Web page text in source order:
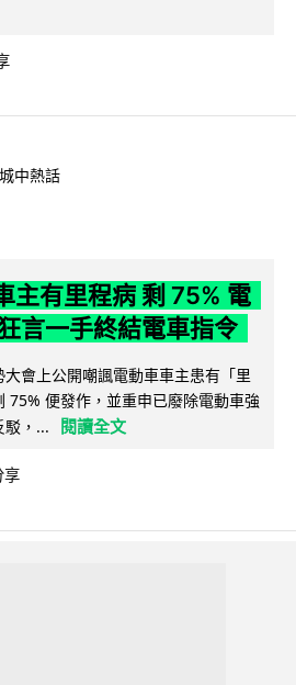
城中熱話
主有里程病 剩 75% 電
言一手終結電車指令
會上公開嘲諷電動車車主患有「里
75% 便發作，並重申已廢除電動車強
駁，...
閱讀全文
享